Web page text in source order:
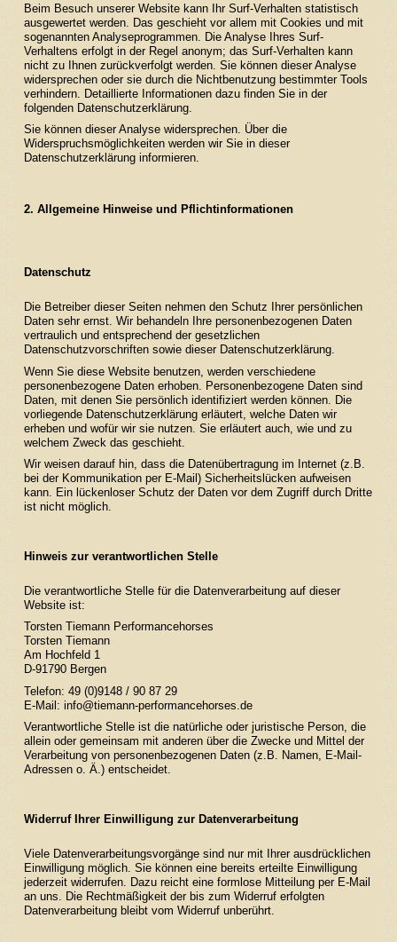
Beim Besuch unserer Website kann Ihr Surf-Verhalten statistisch
ausgewertet werden. Das geschieht vor allem mit Cookies und mit
sogenannten Analyseprogrammen. Die Analyse Ihres Surf-
Verhaltens erfolgt in der Regel anonym; das Surf-Verhalten kann
nicht zu Ihnen zurückverfolgt werden. Sie können dieser Analyse
widersprechen oder sie durch die Nichtbenutzung bestimmter Tools
verhindern. Detaillierte Informationen dazu finden Sie in der
folgenden Datenschutzerklärung.
Sie können dieser Analyse widersprechen. Über die
Widerspruchsmöglichkeiten werden wir Sie in dieser
Datenschutzerklärung informieren.
2. Allgemeine Hinweise und Pflichtinformationen
Datenschutz
Die Betreiber dieser Seiten nehmen den Schutz Ihrer persönlichen
Daten sehr ernst. Wir behandeln Ihre personenbezogenen Daten
vertraulich und entsprechend der gesetzlichen
Datenschutzvorschriften sowie dieser Datenschutzerklärung.
Wenn Sie diese Website benutzen, werden verschiedene
personenbezogene Daten erhoben. Personenbezogene Daten sind
Daten, mit denen Sie persönlich identifiziert werden können. Die
vorliegende Datenschutzerklärung erläutert, welche Daten wir
erheben und wofür wir sie nutzen. Sie erläutert auch, wie und zu
welchem Zweck das geschieht.
Wir weisen darauf hin, dass die Datenübertragung im Internet (z.B.
bei der Kommunikation per E-Mail) Sicherheitslücken aufweisen
kann. Ein lückenloser Schutz der Daten vor dem Zugriff durch Dritte
ist nicht möglich.
Hinweis zur verantwortlichen Stelle
Die verantwortliche Stelle für die Datenverarbeitung auf dieser
Website ist:
Torsten Tiemann Performancehorses
Torsten Tiemann
Am Hochfeld 1
D-91790 Bergen
Telefon: 49 (0)9148 / 90 87 29
E-Mail: info@tiemann-performancehorses.de
Verantwortliche Stelle ist die natürliche oder juristische Person, die
allein oder gemeinsam mit anderen über die Zwecke und Mittel der
Verarbeitung von personenbezogenen Daten (z.B. Namen, E-Mail-
Adressen o. Ä.) entscheidet.
Widerruf Ihrer Einwilligung zur Datenverarbeitung
Viele Datenverarbeitungsvorgänge sind nur mit Ihrer ausdrücklichen
Einwilligung möglich. Sie können eine bereits erteilte Einwilligung
jederzeit widerrufen. Dazu reicht eine formlose Mitteilung per E-Mail
an uns. Die Rechtmäßigkeit der bis zum Widerruf erfolgten
Datenverarbeitung bleibt vom Widerruf unberührt.